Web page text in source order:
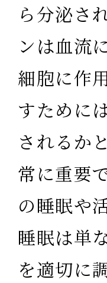
ら分泌さ
ンは血流
細胞に作
すために
されるか
常に重要
の睡眠や
睡眠は単
を適切に